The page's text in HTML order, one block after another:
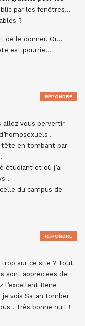
par les fenêtres…
?
de le donner. Or…
est pourrie…
allez vous pervertir
.
tête en tombant par
étudiant et où j’ai
.
du campus de
RÉPONDRE
trop sur ce site ? Tout
sont appréciées de
l’excellent René
je vois Satan tomber
! Très bonne nuit !
RÉPONDRE